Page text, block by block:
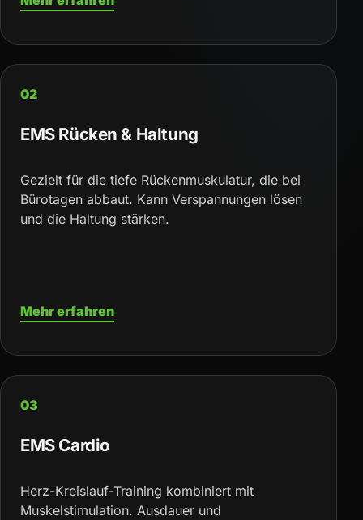
02
EMS Rücken & Haltung
Gezielt für die tiefe Rückenmuskulatur, die bei
Bürotagen abbaut. Kann Verspannungen lösen
und die Haltung stärken.
Mehr erfahren
03
EMS Cardio
Herz-Kreislauf-Training kombiniert mit
Muskelstimulation. Ausdauer und